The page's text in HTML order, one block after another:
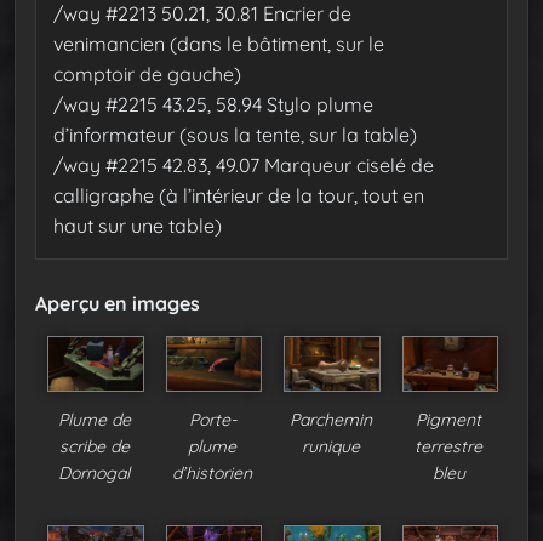
/way #2213 50.21, 30.81 Encrier de
venimancien (dans le bâtiment, sur le
comptoir de gauche)
/way #2215 43.25, 58.94 Stylo plume
d’informateur (sous la tente, sur la table)
/way #2215 42.83, 49.07 Marqueur ciselé de
calligraphe (à l’intérieur de la tour, tout en
haut sur une table)
Aperçu en images
Plume de
scribe de
Dornogal
Porte-
plume
d’historien
Parchemin
runique
Pigment
terrestre
bleu